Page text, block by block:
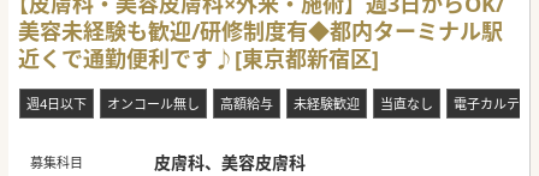
■組織強化のため入職後三ヶ月以内に勤務開始し土日出勤可
能な方を積極的に採用しています。
■顔出しやSNS運用に積極的に関わり組織の牽引役となる意
欲的な医師の参画を必要としております。
#秋入職可
美容未経験も歓迎/研修制度有◆都内ターミナル駅
近くで通勤便利です♪[東京都新宿区]
週4日以下 オンコール無し 高額給与 未経験歓迎 当直なし 電子カルテ
募集科目 皮膚科、美容皮膚科